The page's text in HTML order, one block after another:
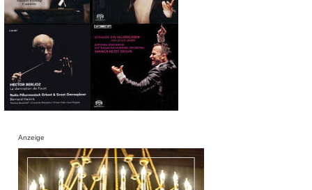
Anzeige